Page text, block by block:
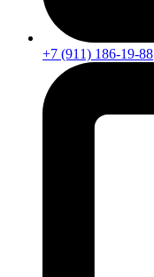
+7 (911) 186-19-88